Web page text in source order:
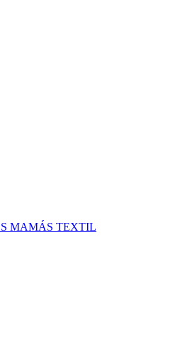
MAMÁS TEXTIL